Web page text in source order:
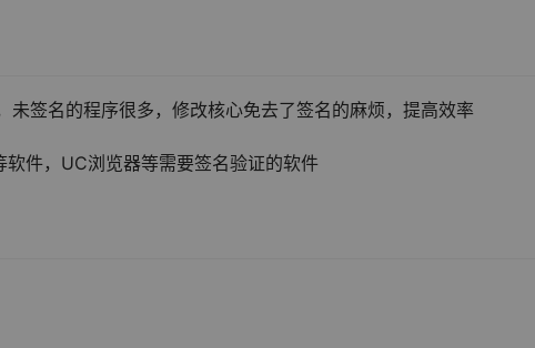
未签名的程序很多，修改核心免去了签名的麻烦，提高效率
件，UC浏览器等需要签名验证的软件